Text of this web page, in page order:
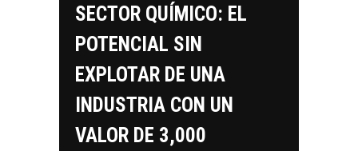
SECTOR QUÍMICO: EL
POTENCIAL SIN
EXPLOTAR DE UNA
INDUSTRIA CON UN
VALOR DE 3,000